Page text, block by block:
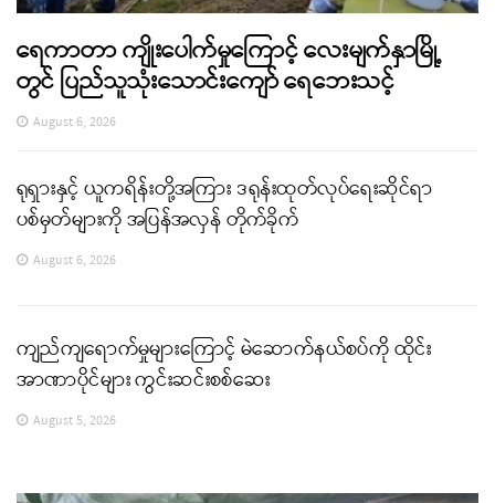
ရေကာတာ ကျိုးပေါက်မှုကြောင့် လေးမျက်နှာမြို့
တွင် ပြည်သူသုံးသောင်းကျော် ရေဘေးသင့်
August 6, 2026
ရုရှားနှင့် ယူကရိန်းတို့အကြား ဒရုန်းထုတ်လုပ်ရေးဆိုင်ရာ
ပစ်မှတ်များကို အပြန်အလှန် တိုက်ခိုက်
August 6, 2026
ကျည်ကျရောက်မှုများကြောင့် မဲဆောက်နယ်စပ်ကို ထိုင်း
အာဏာပိုင်များ ကွင်းဆင်းစစ်ဆေး
August 5, 2026